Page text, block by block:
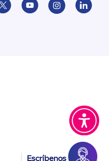
Escríbenos